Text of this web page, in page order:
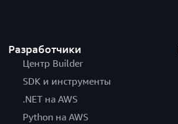
Разработчики
Центр Builder
SDK и инструменты
.NET на AWS
Python на AWS